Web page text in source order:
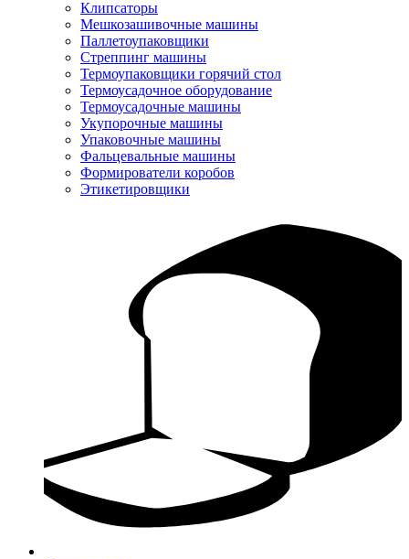
Клипсаторы
Мешкозашивочные машины
Паллетоупаковщики
Стреппинг машины
Термоупаковщики горячий стол
Термоусадочное оборудование
Термоусадочные машины
Укупорочные машины
Упаковочные машины
Фальцевальные машины
Формирователи коробов
Этикетировщики